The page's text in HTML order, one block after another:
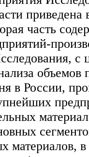
приведена
часть
с
объемов
в России,
материалов,